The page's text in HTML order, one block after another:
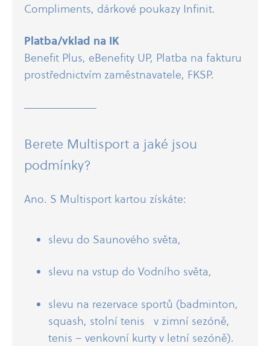
Compliments, dárkové poukazy Infinit.
Platba/​vklad na IK
Benefit Plus, eBenefity UP, Platba na fakturu
prostřednictvím zaměstnavatele, FKSP.
Berete Multisport a jaké jsou
podmínky?
Ano. S Multisport kartou získáte:
slevu do Saunového světa,
slevu na vstup do Vodního světa,
slevu na rezervace sportů (badminton,
squash, stolní tenis v zimní sezóně,
tenis – venkovní kurty v letní sezóně).